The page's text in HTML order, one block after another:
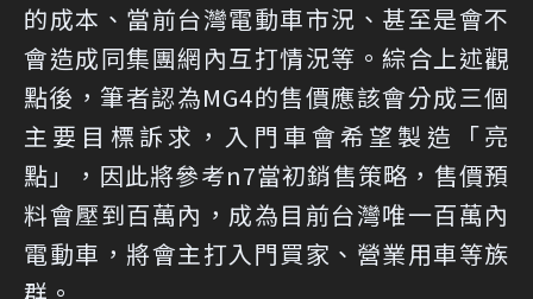
的成本、當前台灣電動車市況、甚至是會不
會造成同集團網內互打情況等。綜合上述觀
點後，筆者認為MG4的售價應該會分成三個
主要目標訴求，入門車會希望製造「亮
點」，因此將參考n7當初銷售策略，售價預
料會壓到百萬內，成為目前台灣唯一百萬內
電動車，將會主打入門買家、營業用車等族